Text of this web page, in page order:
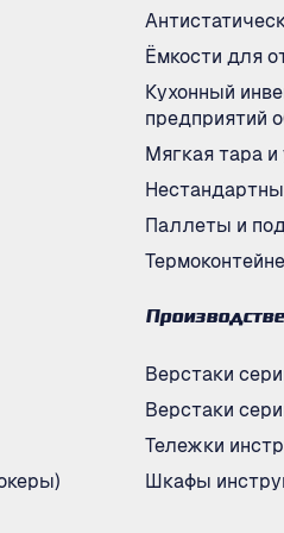
Ёмкости для
Кухонный
предприятий
Мягкая тара и
Паллеты и
Верстаки
Верстаки
Тележки
Шкафы